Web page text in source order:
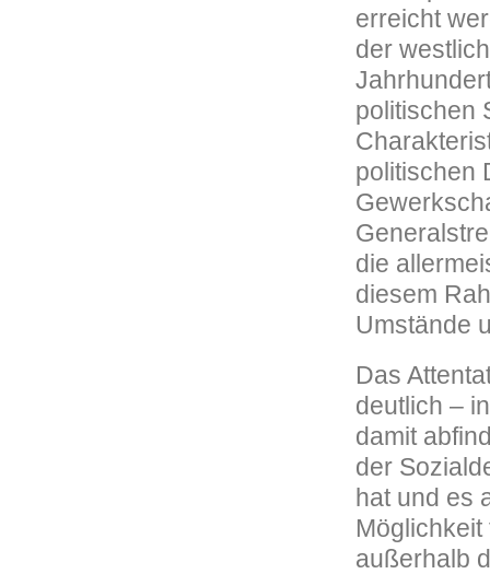
erreicht
der
politischen
politischen
die
diesem
Umstände
Das
deutlich –
damit
der
hat und es
außerhalb